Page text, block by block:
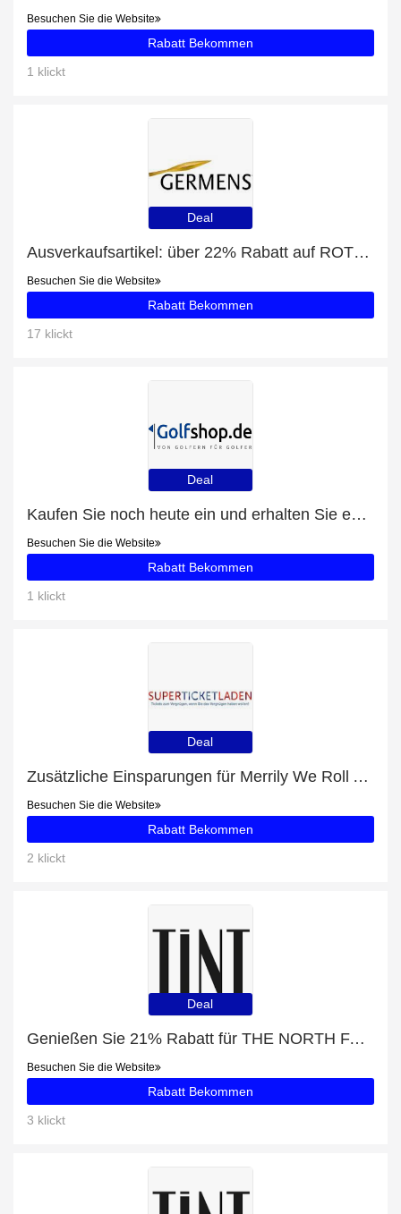
Besuchen Sie die Website
Rabatt Bekommen
1 klickt
Deal
Ausverkaufsartikel: über 22% Rabatt auf ROTE BLUSEN
Besuchen Sie die Website
Rabatt Bekommen
17 klickt
Deal
Kaufen Sie noch heute ein und erhalten Sie exklusive Angebote
Besuchen Sie die Website
Rabatt Bekommen
1 klickt
Deal
Zusätzliche Einsparungen für Merrily We Roll Along tickets plus zusätzliche 85-Angebote
Besuchen Sie die Website
Rabatt Bekommen
2 klickt
Deal
Genießen Sie 21% Rabatt für THE NORTH FACE INSULATED JACKE DAMEN PINK
Besuchen Sie die Website
Rabatt Bekommen
3 klickt